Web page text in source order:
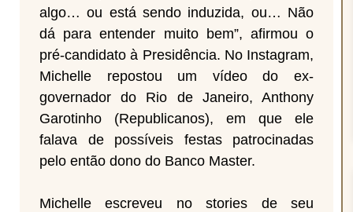
algo… ou está sendo induzida, ou… Não
dá para entender muito bem”, afirmou o
pré-candidato à Presidência. No Instagram,
Michelle repostou um vídeo do ex-
governador do Rio de Janeiro, Anthony
Garotinho (Republicanos), em que ele
falava de possíveis festas patrocinadas
pelo então dono do Banco Master.
Michelle escreveu no stories de seu